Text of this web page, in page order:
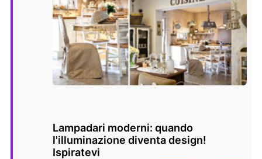
Lampadari moderni: quando
l'illuminazione diventa design!
Ispiratevi